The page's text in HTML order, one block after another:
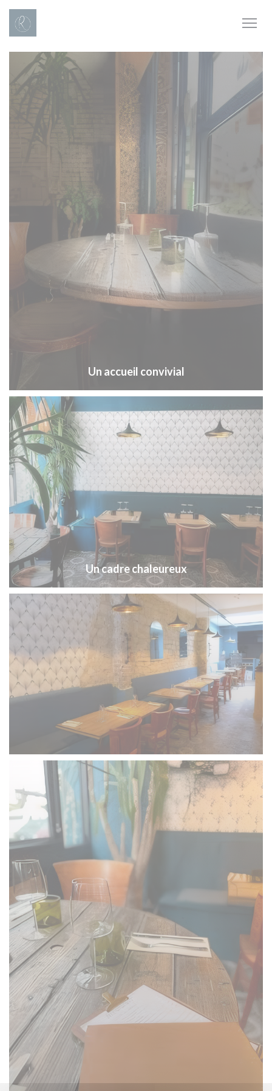
クッキー利用の管理について
Un accueil convivial
Un cadre chaleureux